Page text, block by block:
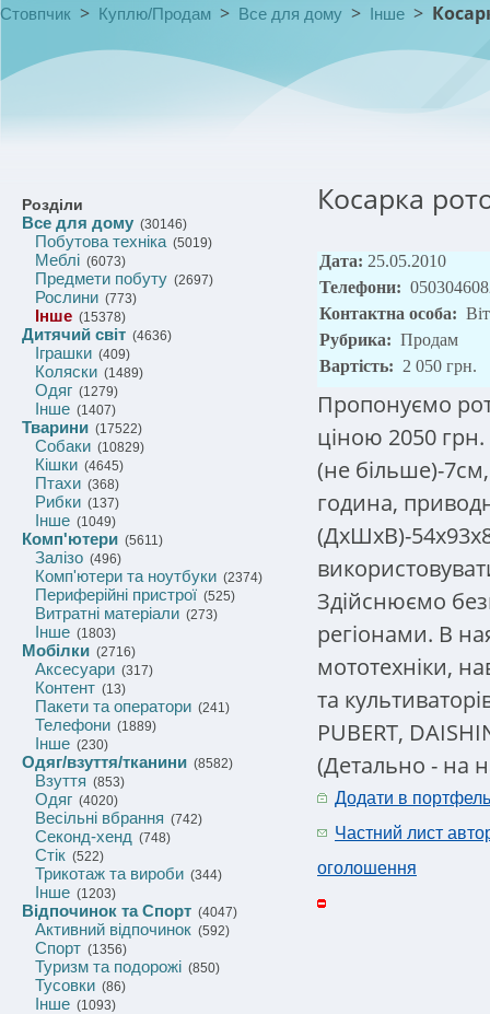
Стовпчик > Куплю/Продам > Все для дому > Інше >
Розділи
Все для дому (30146)
Побутова техніка(5019)
Меблі (6073)
Предмети побуту (2697)
Рослини (773)
Інше (15378)
Дитячий світ (4636)
Іграшки (409)
Коляски (1489)
Одяг (1279)
Інше (1407)
Тварини (17522)
Собаки (10829)
Кішки (4645)
Птахи (368)
Рибки (137)
Інше (1049)
Комп'ютери (5611)
Залізо (496)
Комп'ютери та ноутбуки (2374)
Периферійні пристрої (525)
Витратні матеріали (273)
Інше (1803)
Мобілки (2716)
Аксесуари (317)
Контент (13)
Пакети та оператори (241)
Телефони (1889)
Інше (230)
Одяг/взуття/тканини (8582)
Взуття (853)
Одяг (4020)
Весільні вбрання (742)
Секонд-хенд (748)
Стік (522)
Трикотаж та вироби (344)
Інше (1203)
Відпочинок та Спорт (4047)
Активний відпочинок (592)
Спорт (1356)
Туризм та подорожі (850)
Тусовки (86)
Інше (1093)
Косарка
Дата: 25.05.2010
Телефони:
Контактна особа:
Рубрика: Продам
Вартість: 2 050 грн.
Пропонуємо
ціною 2050
(не більше)-
година,
(ДхШхВ)-
Здійснюємо
регіонами. В
мототехніки,
та
PUBERT,
(Детально - на
Додати в портфель
Частний лист
оголошення